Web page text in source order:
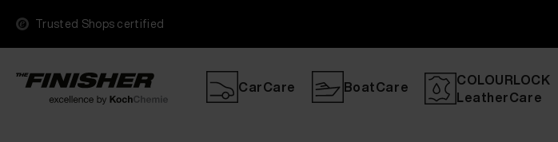
Trusted Shops certified
CarCare BoatCare
COLOURLOCK
LeatherCare